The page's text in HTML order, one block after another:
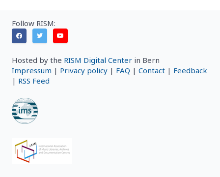
Follow RISM:
Hosted by the RISM Digital Center in Bern
Impressum | Privacy policy | FAQ | Contact | Feedback
| RSS Feed